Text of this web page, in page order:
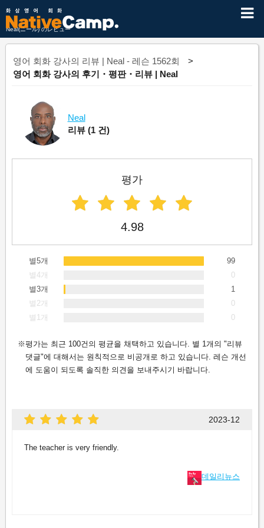
Neal(ニール) のレビュー
영어 회화 강사의 리뷰 | Neal - 레슨 1562회
영어 회화 강사의 후기・평판・리뷰 | Neal
Neal
리뷰 (1 건)
평가
4.98
별5개
99
별4개
0
별3개
1
별2개
0
별1개
0
평가는 최근 100건의 평균을 채택하고 있습니다. 별 1개의 "리뷰
댓글"에 대해서는 원칙적으로 비공개로 하고 있습니다. 레슨 개선
에 도움이 되도록 솔직한 의견을 보내주시기 바랍니다.
2023-12
The teacher is very friendly.
데일리뉴스